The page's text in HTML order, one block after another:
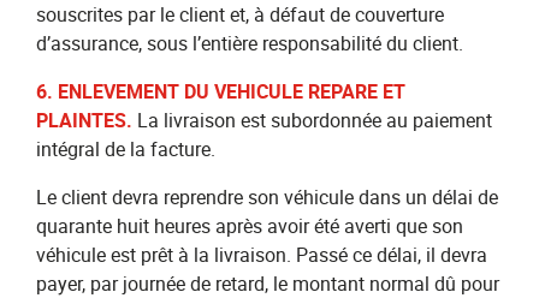
souscrites par le client et, à défaut de couverture
d’assurance, sous l’entière responsabilité du client.
6. ENLEVEMENT DU VEHICULE REPARE ET
PLAINTES. La livraison est subordonnée au paiement
intégral de la facture.
Le client devra reprendre son véhicule dans un délai de
quarante huit heures après avoir été averti que son
véhicule est prêt à la livraison. Passé ce délai, il devra
payer, par journée de retard, le montant normal dû pour